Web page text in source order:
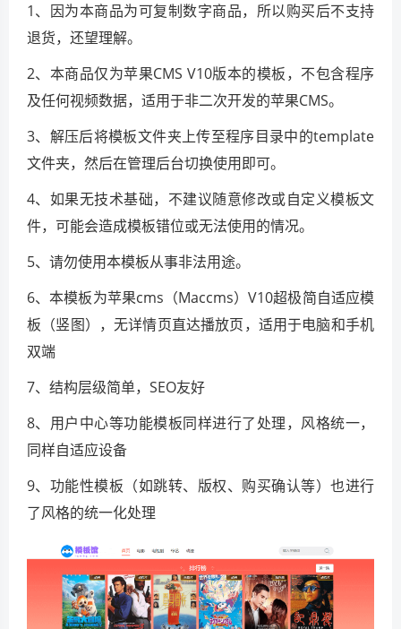
1、因为本商品为可复制数字商品，所以购买后不支持
退货，还望理解。
2、本商品仅为苹果CMS V10版本的模板，不包含程序
及任何视频数据，适用于非二次开发的苹果CMS。
3、解压后将模板文件夹上传至程序目录中的template
文件夹，然后在管理后台切换使用即可。
4、如果无技术基础，不建议随意修改或自定义模板文
件，可能会造成模板错位或无法使用的情况。
5、请勿使用本模板从事非法用途。
6、本模板为苹果cms（Maccms）V10超极简自适应模
板（竖图），无详情页直达播放页，适用于电脑和手机
双端
7、结构层级简单，SEO友好
8、用户中心等功能模板同样进行了处理，风格统一，
同样自适应设备
9、功能性模板（如跳转、版权、购买确认等）也进行
了风格的统一化处理